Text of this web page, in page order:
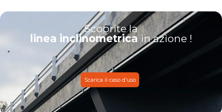
Scoprite la
linea inclinometricain azione !
*
Scarica il caso d'uso *